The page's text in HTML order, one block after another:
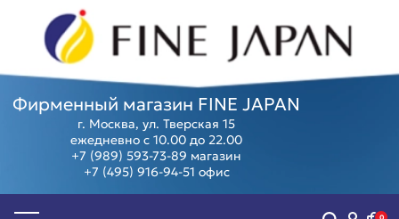
0
Фирменный магазин FINE JAPAN
г. Москва, ул. Тверская 15
ежедневно с 10.00 до 22.00
+7 (989) 593-73-89 магазин
+7 (495) 916-94-51 офис
Биодобавки
Антивозраст
Антистресс
Острое
зрение
Женские
здоровье
Косметика